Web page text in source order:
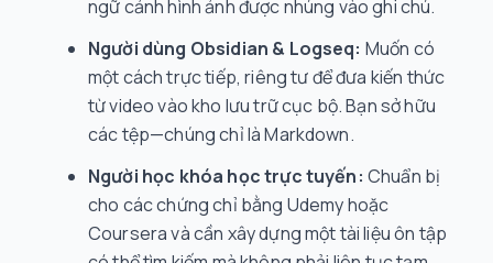
ngữ cảnh hình ảnh được nhúng vào ghi chú.
Người dùng Obsidian & Logseq: Muốn có
một cách trực tiếp, riêng tư để đưa kiến thức
từ video vào kho lưu trữ cục bộ. Bạn sở hữu
các tệp—chúng chỉ là Markdown.
Người học khóa học trực tuyến: Chuẩn bị
cho các chứng chỉ bằng Udemy hoặc
Coursera và cần xây dựng một tài liệu ôn tập